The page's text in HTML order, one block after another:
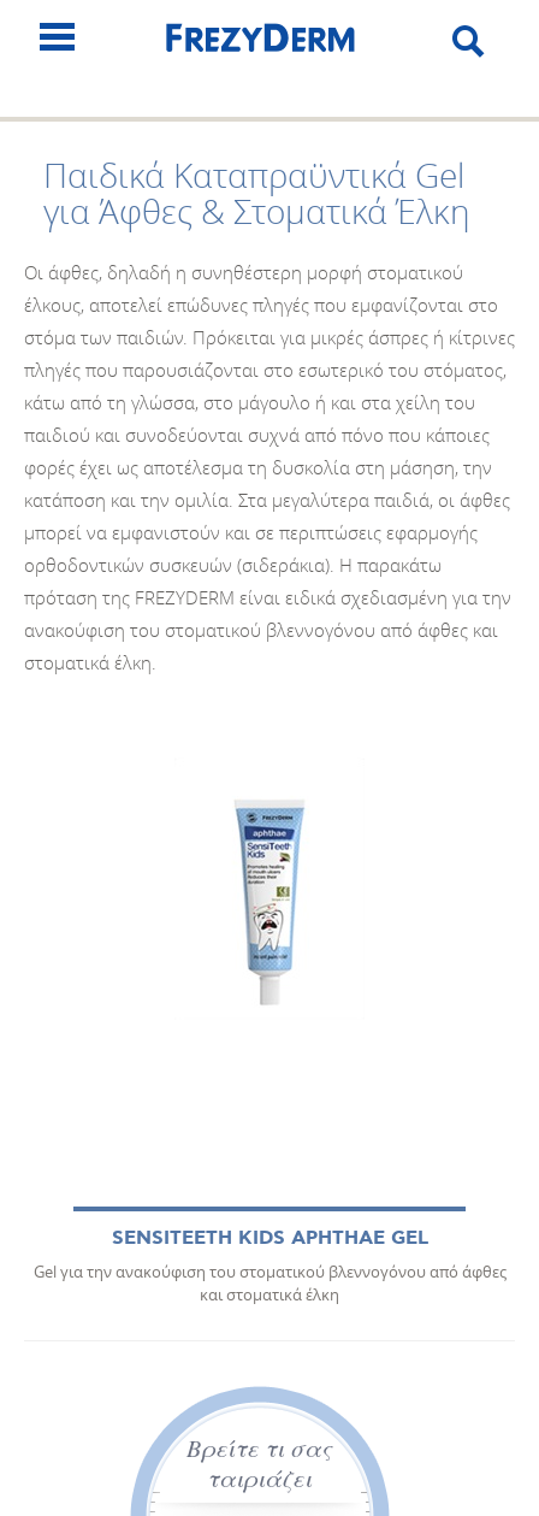
Παιδικά Καταπραϋντικά Gel
για Άφθες & Στοματικά Έλκη
Οι άφθες, δηλαδή η συνηθέστερη μορφή στοματικού
έλκους, αποτελεί επώδυνες πληγές που εμφανίζονται στο
στόμα των παιδιών. Πρόκειται για μικρές άσπρες ή κίτρινες
πληγές που παρουσιάζονται στο εσωτερικό του στόματος,
κάτω από τη γλώσσα, στο μάγουλο ή και στα χείλη του
παιδιού και συνοδεύονται συχνά από πόνο που κάποιες
φορές έχει ως αποτέλεσμα τη δυσκολία στη μάσηση, την
κατάποση και την ομιλία. Στα μεγαλύτερα παιδιά, οι άφθες
μπορεί να εμφανιστούν και σε περιπτώσεις εφαρμογής
ορθοδοντικών συσκευών (σιδεράκια). Η παρακάτω
πρόταση της FREZYDERM είναι ειδικά σχεδιασμένη για την
ανακούφιση του στοματικού βλεννογόνου από άφθες και
στοματικά έλκη.
SENSITEETH KIDS APHTHAE GEL
Gel για την ανακούφιση του στοματικού βλεννογόνου από άφθες
και στοματικά έλκη
Βρείτε τι σας
ταιριάζει